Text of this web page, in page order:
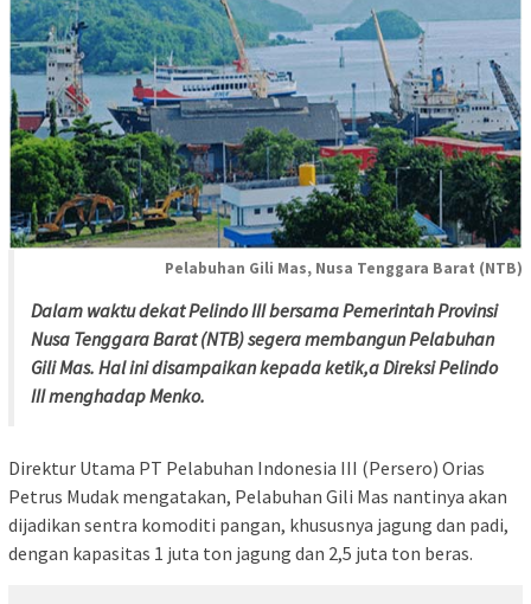
Pelabuhan Gili Mas, Nusa Tenggara Barat (NTB)
Dalam waktu dekat Pelindo III bersama Pemerintah Provinsi
Nusa Tenggara Barat (NTB) segera membangun Pelabuhan
Gili Mas. Hal ini disampaikan kepada ketik,a Direksi Pelindo
III menghadap Menko.
Direktur Utama PT Pelabuhan Indonesia III (Persero) Orias
Petrus Mudak mengatakan, Pelabuhan Gili Mas nantinya akan
dijadikan sentra komoditi pangan, khususnya jagung dan padi,
dengan kapasitas 1 juta ton jagung dan 2,5 juta ton beras.